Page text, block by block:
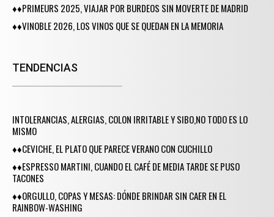
♦♦PRIMEURS 2025, VIAJAR POR BURDEOS SIN MOVERTE DE MADRID
♦♦VINOBLE 2026, LOS VINOS QUE SE QUEDAN EN LA MEMORIA
TENDENCIAS
INTOLERANCIAS, ALERGIAS, COLON IRRITABLE Y SIBO,NO TODO ES LO
MISMO
♦♦CEVICHE, EL PLATO QUE PARECE VERANO CON CUCHILLO
♦♦ESPRESSO MARTINI, CUANDO EL CAFÉ DE MEDIA TARDE SE PUSO
TACONES
♦♦ORGULLO, COPAS Y MESAS: DÓNDE BRINDAR SIN CAER EN EL
RAINBOW-WASHING